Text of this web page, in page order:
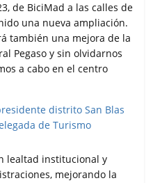
de BiciMad a las calles de
una nueva ampliación.
también una mejora de la
Pegaso y sin olvidarnos
a cabo en el centro
lealtad institucional y
mejorando la